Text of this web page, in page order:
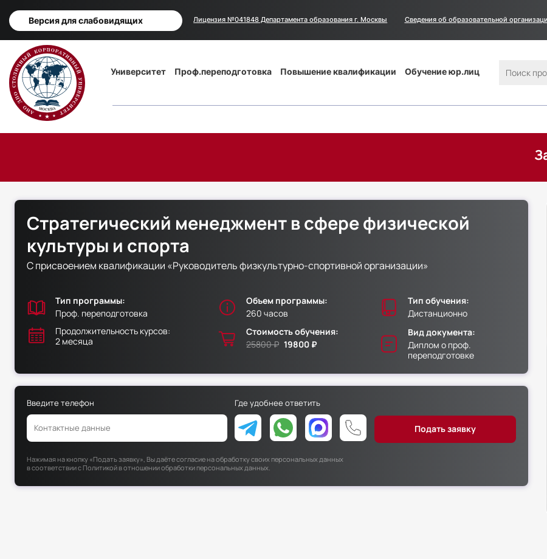
Версия для слабовидящих Лицензия №041848 Департамента образования г. Москвы
Сведения
Сведения об образовательной
Основная
навигация
Университет Проф.переподготовка Повышение квалификации Обучение юр.лиц
Стратегический менеджмент в сфере физической
культуры и спорта
С присвоением квалификации «Руководитель физкультурно-спортивной организации»
Тип программы:
Проф. переподготовка
Продолжительность курсов:
2 месяца
Объем программы:
260 часов
Стоимость обучения:
25800 ₽ 19800 ₽
Тип обучения:
Дистанционно
Вид документа:
Диплом о проф.
переподготовке
Введите телефон Где удобнее ответить
Нажимая на кнопку «Подать заявку», Вы даёте согласие на обработку своих персональных данных
в соответствии сПолитикой в отношении обработки персональных данных